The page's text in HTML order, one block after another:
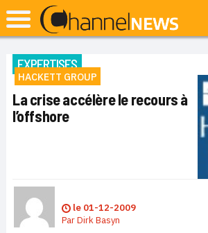
EXPERTISES
HACKETT GROUP
La crise accélère le recours à
l’offshore
le 01-12-2009
ParDirk Basyn